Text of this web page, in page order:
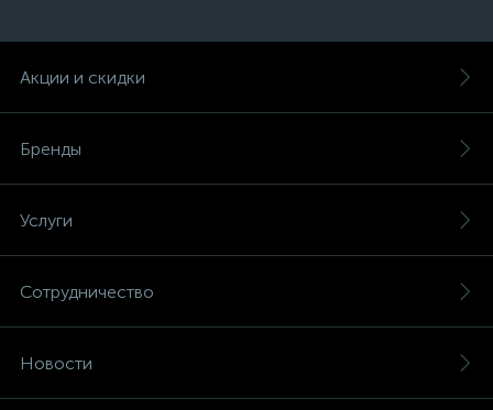
Акции и скидки
Бренды
Услуги
Сотрудничество
Новости